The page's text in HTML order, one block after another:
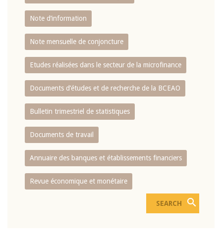
Note d’information
Note mensuelle de conjoncture
Etudes réalisées dans le secteur de la microfinance
Documents d’études et de recherche de la BCEAO
Bulletin trimestriel de statistiques
Documents de travail
Annuaire des banques et établissements financiers
Revue économique et monétaire